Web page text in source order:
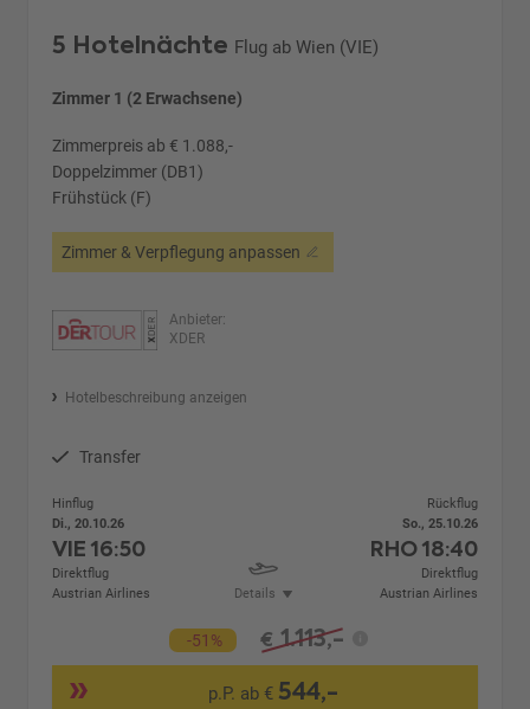
5 Hotelnächte Flug ab Wien (VIE)
Zimmer 1 (2 Erwachsene)
Zimmerpreis ab € 1.088,-
Doppelzimmer (DB1)
Frühstück (F)
Zimmer & Verpflegung anpassen
Anbieter:
XDER
Hotelbeschreibung anzeigen
Transfer
Hinflug
Di., 20.10.26
VIE16:50
Direktflug
Austrian Airlines
Details
Rückflug
So., 25.10.26
RHO18:40
Direktflug
Austrian Airlines
-51% € 1.113,-
p.P. ab € 544,-